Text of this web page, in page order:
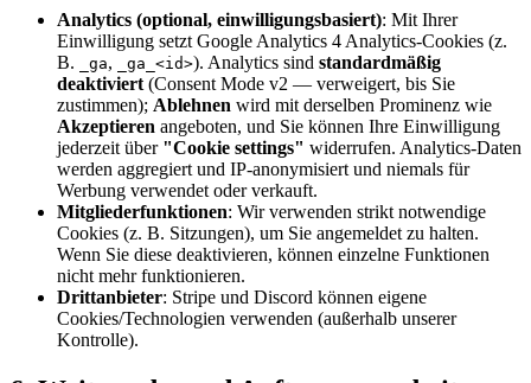
Analytics (optional, einwilligungsbasiert): Mit Ihrer
Einwilligung setzt Google Analytics 4 Analytics-Cookies (z.
B.
_ga, _ga_<id>). Analytics sind standardmäßig
deaktiviert (Consent Mode v2 — verweigert, bis Sie
zustimmen); Ablehnen wird mit derselben Prominenz wie
Akzeptieren angeboten, und Sie können Ihre Einwilligung
jederzeit über "Cookie settings" widerrufen. Analytics-Daten
werden aggregiert und IP-anonymisiert und niemals für
Werbung verwendet oder verkauft.
Mitgliederfunktionen: Wir verwenden strikt notwendige
Cookies (z. B. Sitzungen), um Sie angemeldet zu halten.
Wenn Sie diese deaktivieren, können einzelne Funktionen
nicht mehr funktionieren.
Drittanbieter: Stripe und Discord können eigene
Cookies/Technologien verwenden (außerhalb unserer
Kontrolle).